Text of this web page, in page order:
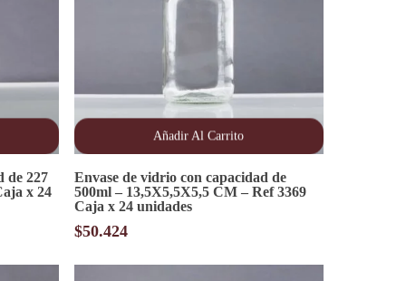
de 227
x 24
Añadir Al Carrito
Envase de vidrio con capacidad de
500ml – 13,5X5,5X5,5 CM – Ref 3369
Caja x 24 unidades
$50.424